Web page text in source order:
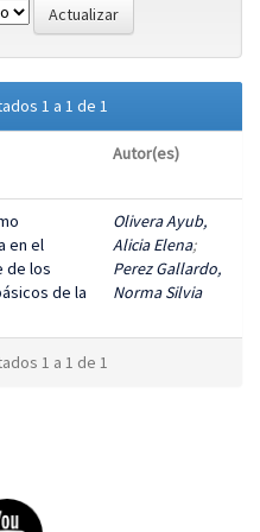
1 a 1 de 1
Autor(es)
en el
de los
de la
Olivera Ayub,
Alicia Elena;
Perez Gallardo,
Norma Silvia
1 a 1 de 1